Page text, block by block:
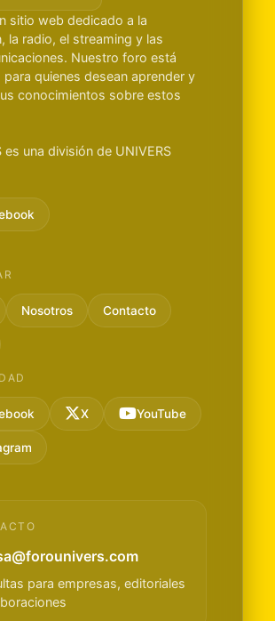
sitio web dedicado a la
la radio, el streaming y las
Nuestro foro está
para quienes desean aprender y
conocimientos sobre estos
es una división de UNIVERS
Nosotros Contacto
X YouTube
para empresas, editoriales